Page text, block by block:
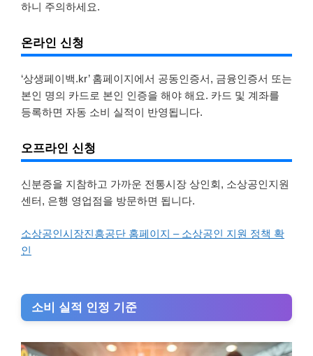
하니 주의하세요.
온라인 신청
‘상생페이백.kr’ 홈페이지에서 공동인증서, 금융인증서 또는
본인 명의 카드로 본인 인증을 해야 해요. 카드 및 계좌를
등록하면 자동 소비 실적이 반영됩니다.
오프라인 신청
신분증을 지참하고 가까운 전통시장 상인회, 소상공인지원
센터, 은행 영업점을 방문하면 됩니다.
소상공인시장진흥공단 홈페이지 – 소상공인 지원 정책 확
인
소비 실적 인정 기준